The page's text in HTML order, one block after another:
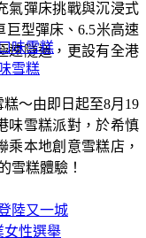
氣彈床挑戰與沉浸式
巨型彈床、6.5米高速
速隧道，更設有全港
雪糕
～由即日起至8月19
味雪糕派對，於希慎
乘本地創意雪糕店，
雪糕體驗！